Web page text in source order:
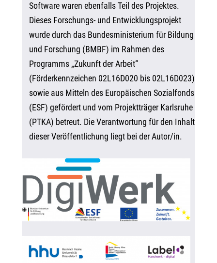
Software waren ebenfalls Teil des Projektes.
Dieses Forschungs- und Entwicklungsprojekt
wurde durch das Bundesministerium für Bildung
und Forschung (BMBF) im Rahmen des
Programms „Zukunft der Arbeit“
(Förderkennzeichen 02L16D020 bis 02L16D023)
sowie aus Mitteln des Europäischen Sozialfonds
(ESF) gefördert und vom Projektträger Karlsruhe
(PTKA) betreut. Die Verantwortung für den Inhalt
dieser Veröffentlichung liegt bei der Autor/in.